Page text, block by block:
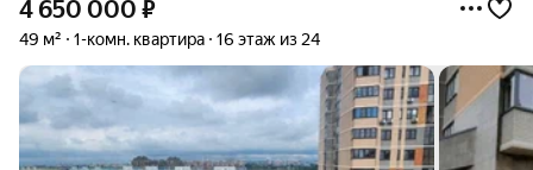
4 650 000 ₽
49 м² 1-комн. квартира 16 этаж из 24